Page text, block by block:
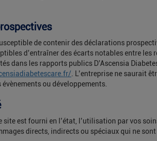
de contenir des déclarations
d’entraîner des écarts notables entre
dans les rapports publics D’Ascensia
. L’entreprise ne saurait
ou développements.
site est fourni en l’état, l’utilisation par vos
directs, indirects ou spéciaux qui ne